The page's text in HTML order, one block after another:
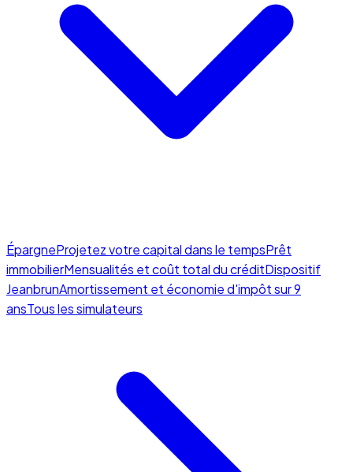
ÉpargneProjetez votre capital dans le tempsPrêt
immobilierMensualités et coût total du créditDispositif
JeanbrunAmortissement et économie d'impôt sur 9
ansTous les simulateurs